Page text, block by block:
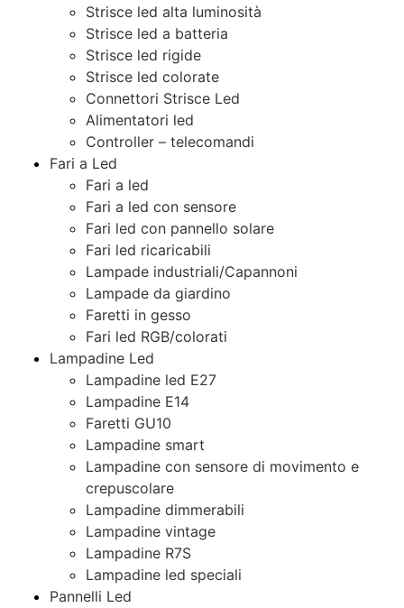
Strisce led alta luminosità
Strisce led a batteria
Strisce led rigide
Strisce led colorate
Connettori Strisce Led
Alimentatori led
Controller – telecomandi
Fari a Led
Fari a led
Fari a led con sensore
Fari led con pannello solare
Fari led ricaricabili
Lampade industriali/Capannoni
Lampade da giardino
Faretti in gesso
Fari led RGB/colorati
Lampadine Led
Lampadine led E27
Lampadine E14
Faretti GU10
Lampadine smart
Lampadine con sensore di movimento e
crepuscolare
Lampadine dimmerabili
Lampadine vintage
Lampadine R7S
Lampadine led speciali
Pannelli Led